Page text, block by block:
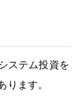
ステム投資を
ります。